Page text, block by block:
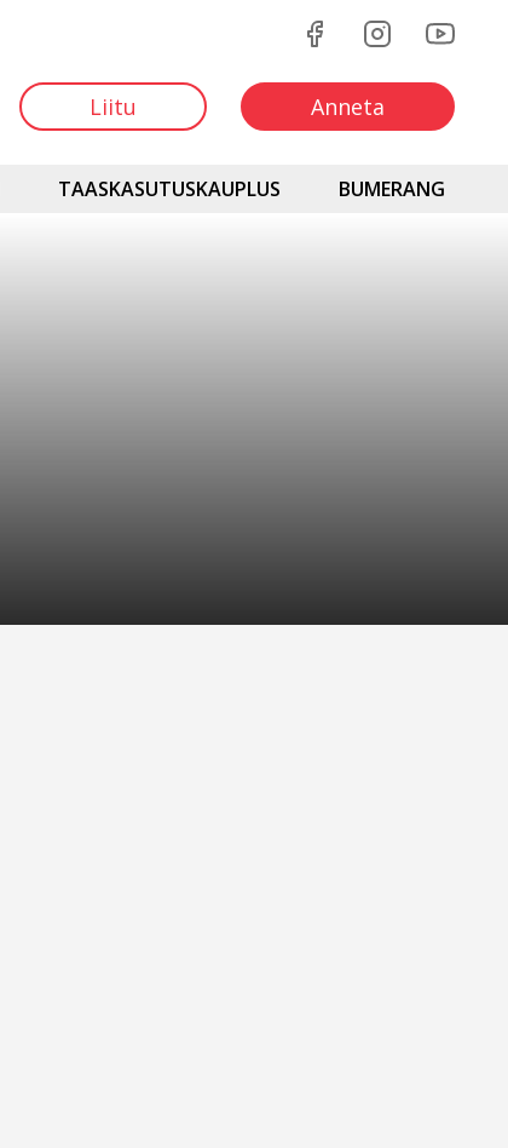
Liitu Anneta
TAASKASUTUSKAUPLUS BUMERANG